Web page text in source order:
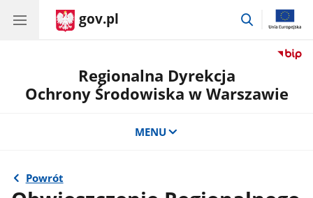
gov.pl
przejdź
Regionalna Dyrekcja
Ochrony Środowiska w Warszawie
MENU
Powrót